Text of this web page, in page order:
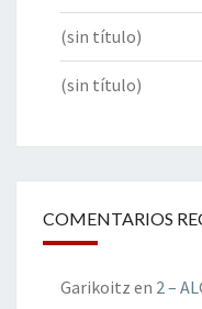
(sin título)
(sin título)
COMENTARIOS
Garikoitz en 2 –